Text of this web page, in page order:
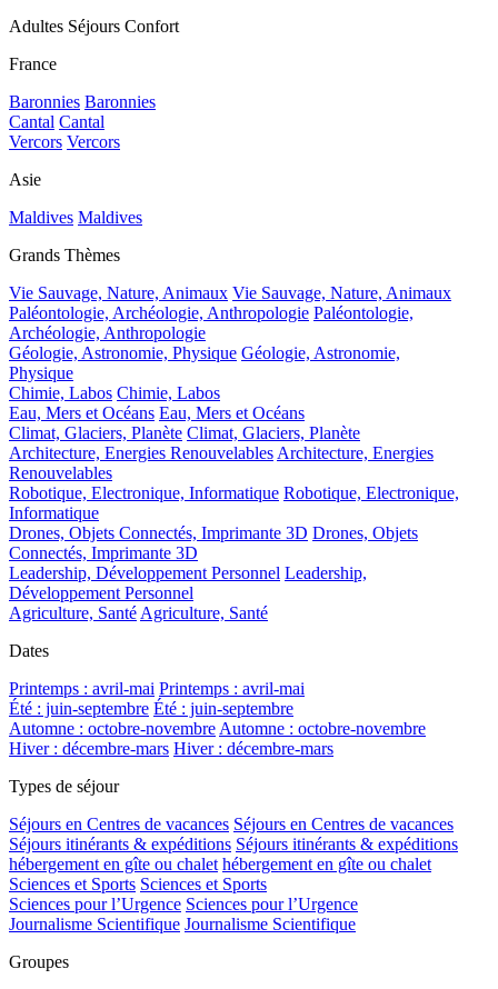
Adultes Séjours Confort
France
Baronnies Baronnies
Cantal Cantal
Vercors Vercors
Asie
Maldives Maldives
Grands Thèmes
Vie Sauvage, Nature, Animaux Vie Sauvage, Nature, Animaux
Paléontologie, Archéologie, Anthropologie Paléontologie,
Archéologie, Anthropologie
Géologie, Astronomie, Physique Géologie, Astronomie,
Physique
Chimie, Labos Chimie, Labos
Eau, Mers et Océans Eau, Mers et Océans
Climat, Glaciers, Planète Climat, Glaciers, Planète
Architecture, Energies RenouvelablesArchitecture, Energies
Renouvelables
Robotique, Electronique, Informatique Robotique, Electronique,
Informatique
Drones, Objets Connectés, Imprimante 3D Drones, Objets
Connectés, Imprimante 3D
Leadership, Développement Personnel Leadership,
Développement Personnel
Agriculture, SantéAgriculture, Santé
Dates
Printemps : avril-mai Printemps : avril-mai
Été : juin-septembre Été : juin-septembre
Automne : octobre-novembreAutomne : octobre-novembre
Hiver : décembre-mars Hiver : décembre-mars
Types de séjour
Séjours en Centres de vacances Séjours en Centres de vacances
Séjours itinérants & expéditions Séjours itinérants & expéditions
hébergement en gîte ou chalet hébergement en gîte ou chalet
Sciences et Sports Sciences et Sports
Sciences pour l’Urgence Sciences pour l’Urgence
Journalisme Scientifique Journalisme Scientifique
Groupes